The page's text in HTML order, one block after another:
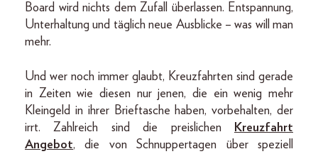
Board wird nichts dem Zufall überlassen. Entspannung,
Unterhaltung und täglich neue Ausblicke – was will man
mehr.
Und wer noch immer glaubt, Kreuzfahrten sind gerade
in Zeiten wie diesen nur jenen, die ein wenig mehr
Kleingeld in ihrer Brieftasche haben, vorbehalten, der
irrt. Zahlreich sind die preislichen
Kreuzfahrt
Angebot, die von Schnuppertagen über speziell